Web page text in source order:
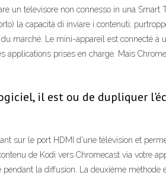
un televisore non connesso in una Smart
la capacità di inviare i contenuti;
marché. Le mini-appareil est connecté à
prises en charge. Mais
il est ou de dupliquer
sur le port HDMI d'une télévision et
de Kodi vers Chromecast via votre
la diffusion. La deuxième